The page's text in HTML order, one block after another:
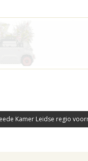
Kamer Leidse regio